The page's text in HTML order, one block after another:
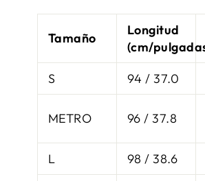
Tamaño
Longitud
(cm/
S
94 / 37.0
METRO 96 / 37.8
L 98 / 38.6